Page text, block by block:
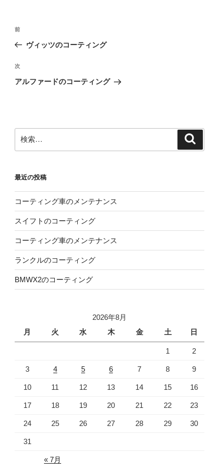
投
ビ
ゲ
ン
前
の
稿
前
ヴィッツのコーティング
次
の
次
アルファードのコーティング
索:
最近の投稿
コーティング車のメンテナンス
スイフトのコーティング
コーティング車のメンテナンス
ランクルのコーティング
BMWX2のコーティング
2026年8月
月
火 水 木 金 土 日
1 2
3 4 5 6 7 8 9
10 11 12 13 14 15 16
17 18 19 20 21 22 23
24 25 26 27 28 29 30
31
« 7月